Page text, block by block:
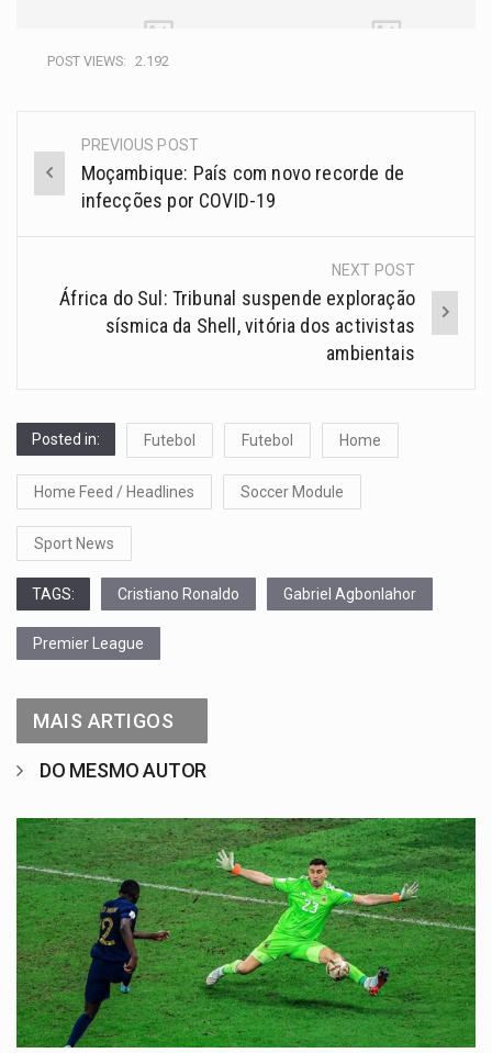
POST VIEWS: 2.192
PREVIOUS POST
Moçambique: País com novo recorde de
infecções por COVID-19
NEXT POST
África do Sul: Tribunal suspende exploração
sísmica da Shell, vitória dos activistas
ambientais
Posted in: Futebol Futebol Home
Home Feed / Headlines Soccer Module
Sport News
TAGS: Cristiano Ronaldo Gabriel Agbonlahor
Premier League
MAIS ARTIGOS
DO MESMO AUTOR